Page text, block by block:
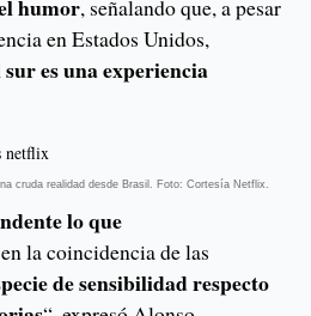
humor, señalando que, a pesar
en Estados Unidos,
es una experiencia
cruda realidad desde Brasil. Foto: Cortesía Netflix.
lo que
la coincidencia de las
de sensibilidad respecto